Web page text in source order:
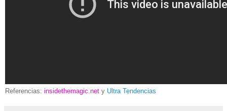
Referencias: insidethemagic.net y Ultra Tendencias